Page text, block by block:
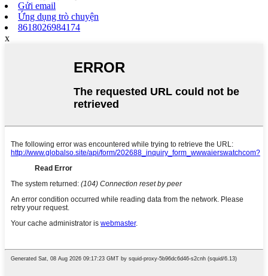
Gửi email
Ứng dụng trò chuyện
8618026984174
x